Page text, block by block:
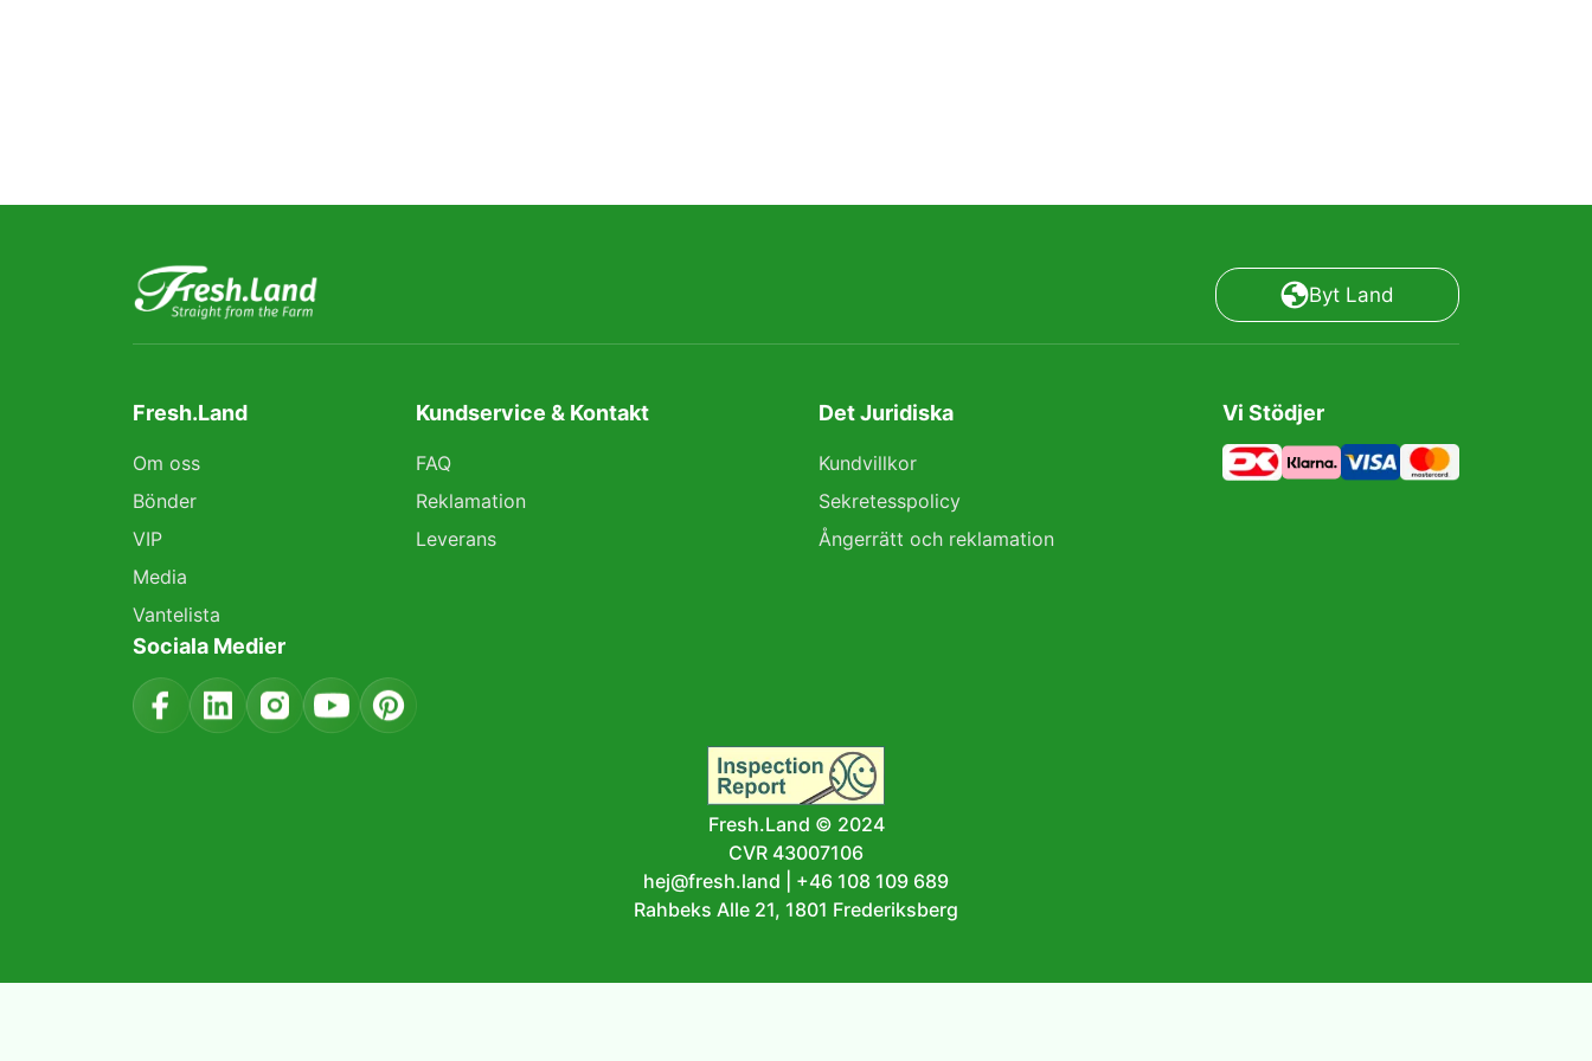
Byt Land
Fresh.Land
Om oss
Bönder
VIP
Media
Vantelista
Kundservice & Kontakt
FAQ
Reklamation
Leverans
Det Juridiska
Kundvillkor
Sekretesspolicy
Ångerrätt och reklamation
Vi Stödjer
Sociala Medier
Fresh.Land © 2024
CVR 43007106
hej@fresh.land
+46 108 109 689
Rahbeks Alle 21, 1801 Frederiksberg